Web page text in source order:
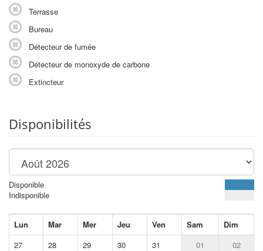
Terrasse
Bureau
Détecteur de fumée
Détecteur de monoxyde de carbone
Extincteur
Disponibilités
Disponible
Indisponible
Lun Mar Mer Jeu Ven Sam
Dim
27
28 29 30 31 01 02